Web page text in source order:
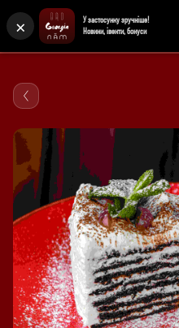
×
У застосунку зручніше!
Новини, івенти, бонуси+380676902727